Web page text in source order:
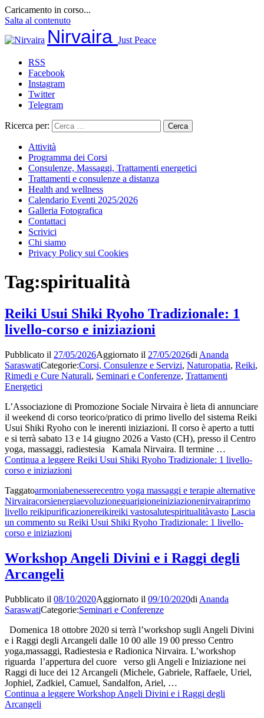
Caricamento in corso...
Salta al contenuto
Nirvaira Just Peace
RSS
Facebook
Instagram
Twitter
Telegram
Ricerca per:
Attività
Programma dei Corsi
Consulenze, Massaggi, Trattamenti energetici
Trattamenti e consulenze a distanza
Health and wellness
Calendario Eventi 2025/2026
Galleria Fotografica
Contattaci
Scrivici
Chi siamo
Privacy Policy sui Cookies
Tag:spiritualità
Reiki Usui Shiki Ryoho Tradizionale: 1
livello-corso e iniziazioni
Pubblicato il 27/05/2026Aggiornato il 27/05/2026di Ananda
SaraswatiCategorie:Corsi, Consulenze e Servizi, Naturopatia, Reiki,
Rimedi e Cure Naturali, Seminari e Conferenze, Trattamenti
Energetici
L’Associazione di Promozione Sociale Nirvaira è lieta di annunciare
il weekend di corso teorico/pratico di primo livello del sistema Reiki
Usui Shiki Ryoho con le inerenti iniziazioni. Il corso è aperto a tutti
e si terrà sabato 13 e 14 giugno 2026 a Vasto (CH), presso il Centro
yoga, massaggi, radiestesia Kamala Nirvaira. Il termine …
Continua a leggere Reiki Usui Shiki Ryoho Tradizionale: 1 livello-
corso e iniziazioni
Taggatoarmoniabenesserecentro yoga massaggi e terapie alternative
Nirvairacorsienergiaevoluzioneguarigioneiniziazionenirvairaprimo
livello reikipurificazionereikireiki vastosalutespiritualitàvasto Lascia
un commento su Reiki Usui Shiki Ryoho Tradizionale: 1 livello-
corso e iniziazioni
Workshop Angeli Divini e i Raggi degli
Arcangeli
Pubblicato il 08/10/2020Aggiornato il 09/10/2020di Ananda
SaraswatiCategorie:Seminari e Conferenze
Domenica 18 ottobre 2020 si terrà l’workshop sugli Angeli Divini
e i Raggi degli Arcangeli dalle 10 00 alle 19 00 presso Centro
yoga,massaggi, Radiestesia e Radionica Nirvaira. L’workshop
riguarda l’appertura del cuore verso gli Angeli e Iniziazione nei
Raggi di luce dei 12 Arcangeli (Michele, Gabriele, Raffaele, Uriel,
Jophiel, Zadkiel, Camuel, Sandalfon, Ariel, …
Continua a leggere Workshop Angeli Divini e i Raggi degli
Arcangeli